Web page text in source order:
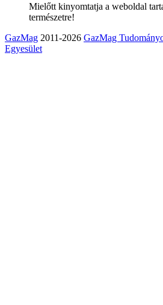
Mielőtt kinyomtatja a weboldal
természetre!
GazMag 2011-2026 GazMag
Egyesület